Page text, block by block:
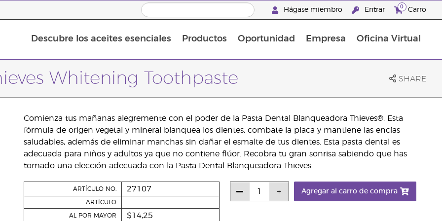
Hágase miembro Entrar 0 Carro
Descubre los aceites esenciales Productos Oportunidad Empresa Oficina Virtual
Whitening Toothpaste SHARE
Comienza tus mañanas alegremente con el poder de la Pasta Dental Blanqueadora Thieves®. Esta
fórmula de origen vegetal y mineral blanquea los dientes, combate la placa y mantiene las encías
saludables, además de eliminar manchas sin dañar el esmalte de tus dientes. Esta pasta dental es
adecuada para niños y adultos ya que no contiene flúor. Recobra tu gran sonrisa sabiendo que has
tomado una elección adecuada con la Pasta Dental Blanqueadora Thieves.
ARTÍCULO NO. 27107
ARTÍCULO
AL POR MAYOR $14,25
Agregar al carro de compra